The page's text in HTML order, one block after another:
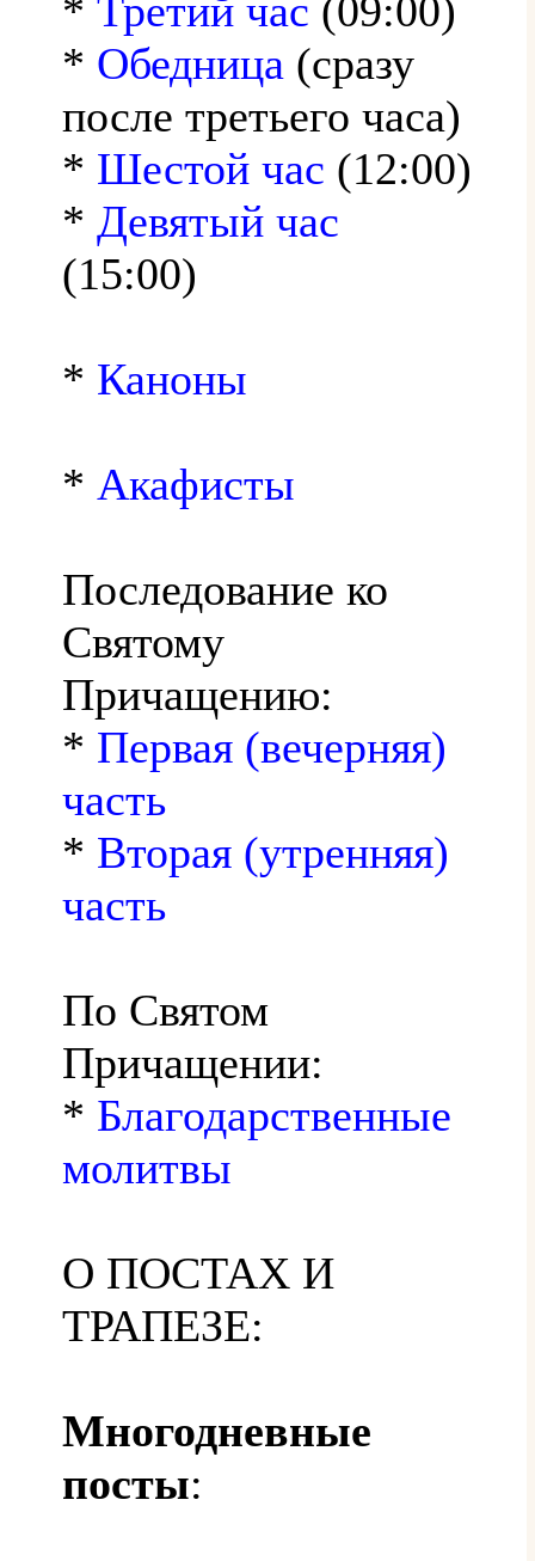
* Третий час (09:00)
* Обедница (сразу
после третьего часа)
* Шестой час (12:00)
* Девятый час
(15:00)
* Каноны
* Акафисты
Последование ко
Святому
Причащению:
* Первая (вечерняя)
часть
* Вторая (утренняя)
часть
По Святом
Причащении:
* Благодарственные
молитвы
О ПОСТАХ И
ТРАПЕЗЕ:
Многодневные
посты: